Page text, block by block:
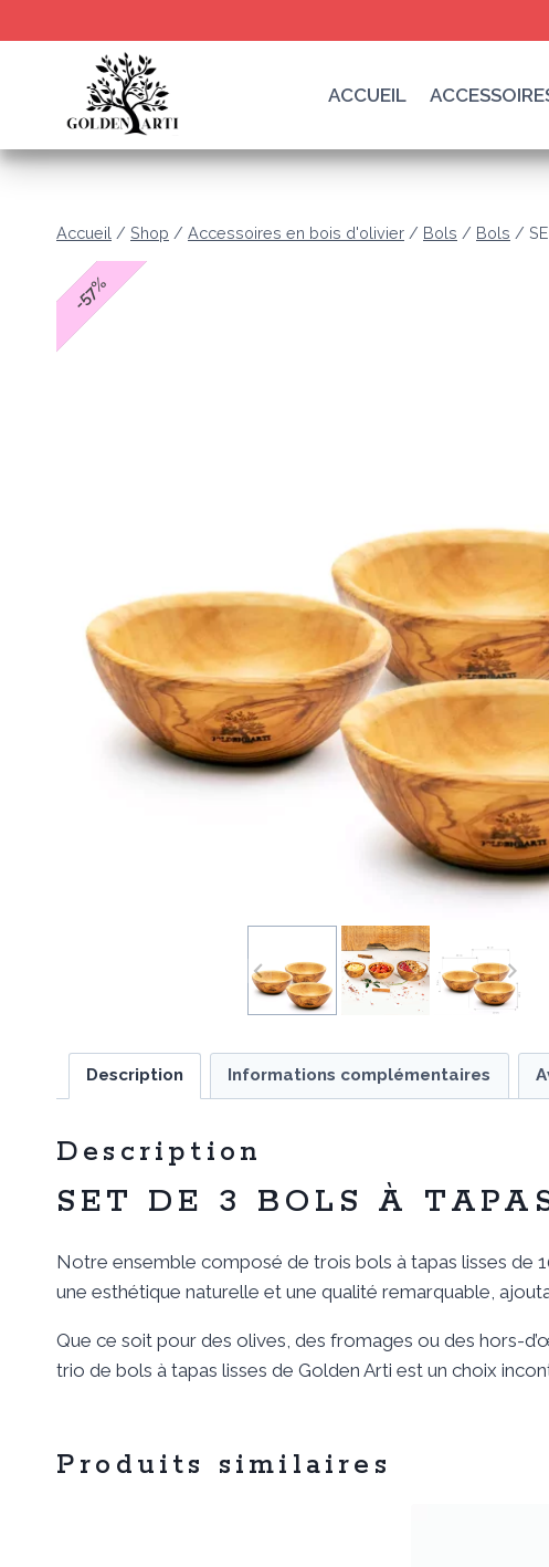
to
ACCUEIL
Accueil / Shop / Accessoires en bois d'olivier / Bols / Bols /
-
57
%
Description Informations complémentaires
Description
SET DE 3 BOLS À
Notre ensemble composé de trois bols à tapas lisses de
une esthétique naturelle et une qualité remarquable,
Que ce soit pour des olives, des fromages ou des hors-
trio de bols à tapas lisses de Golden Arti est un choix
Produits similaires